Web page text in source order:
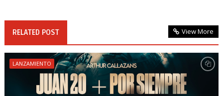
RELATED POST View More
LANZAMIENTO